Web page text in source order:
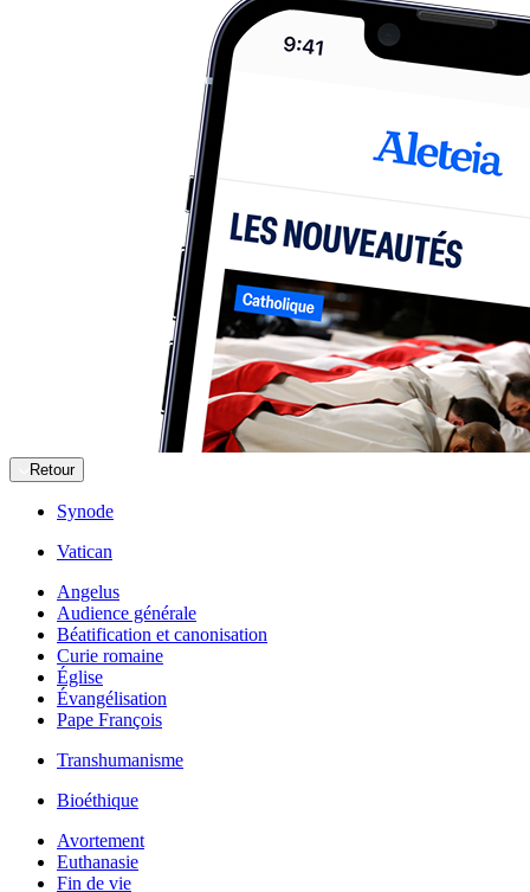
Retour
Synode
Vatican
Angelus
Audience générale
Béatification et canonisation
Curie romaine
Église
Évangélisation
Pape François
Transhumanisme
Bioéthique
Avortement
Euthanasie
Fin de vie